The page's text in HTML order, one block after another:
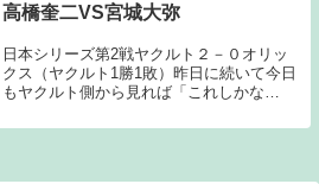
高橋奎二VS宮城大弥
日本シリーズ第2戦ヤクルト２－０オリッ
クス（ヤクルト1勝1敗）昨日に続いて今日
もヤクルト側から見れば「これしかな
た。それにしても高橋と宮城という若手サ